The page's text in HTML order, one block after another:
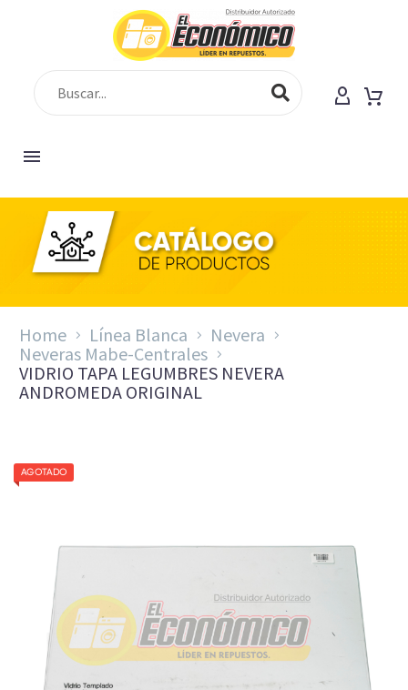
Home Línea Blanca
Nevera
Neveras Mabe-Centrales
VIDRIO TAPA LEGUMBRES NEVERA
ANDROMEDA ORIGINAL
AGOTADO